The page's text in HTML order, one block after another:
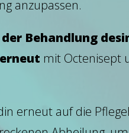
anzupassen.
Behandlung
mit Octenisept
erneut auf die